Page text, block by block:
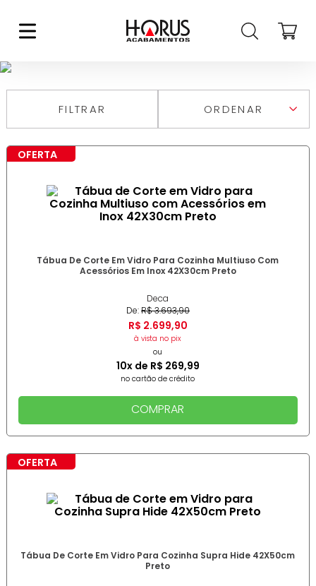
FILTRAR
MAIS VENDIDOS
MAIOR PREÇO
MENOR PREÇO
DE A A Z
OFERTA
Tábua De Corte Em Vidro Para Cozinha Multiuso Com
Acessórios Em Inox 42X30cm Preto
Deca
De:R$3.693,90
R$ 2.699,90
à vista no pix
ou
10x de R$ 269,99
no cartão de crédito
COMPRAR
OFERTA
Tábua De Corte Em Vidro Para Cozinha Supra Hide 42X50cm
Preto